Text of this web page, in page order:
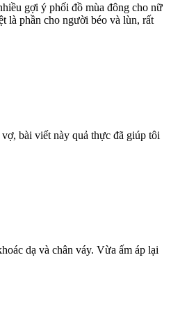
gợi ý phối đồ mùa đông cho nữ
là phần cho người béo và lùn, rất
bài viết này quả thực đã giúp tôi
dạ và chân váy. Vừa ấm áp lại